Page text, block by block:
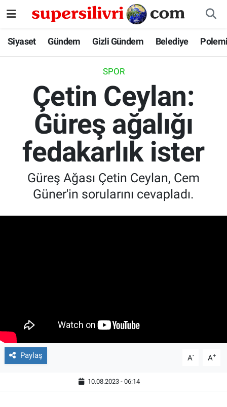
Siyaset Gündem Gizli Gündem Belediye
SPOR
Çetin Ceylan:
Güreş ağalığı
fedakarlık ister
Güreş Ağası Çetin Ceylan, Cem
Güner'in sorularını cevapladı.
Paylaş A- A+
10.08.2023 - 06:14
Siyaset
Gizli Gündem
Belediye
Polemik
İstanbul Nöbetçi Eczaneler
İstanbul Namaz Vakitleri
İstanbul Trafik Yoğunluk Haritası
Süper Lig Puan Durumu ve Fikstür
Son Dakika Haberleri